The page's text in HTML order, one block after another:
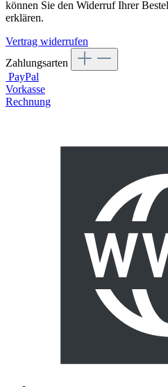
können Sie den Widerruf Ihrer
erklären.
Vertrag widerrufen
Zahlungsarten
PayPal
Vorkasse
Rechnung